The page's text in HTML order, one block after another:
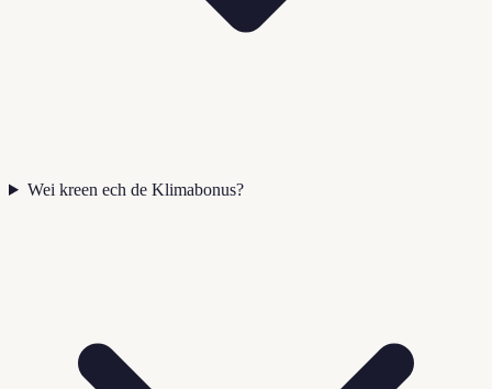
Wei kreen ech de Klimabonus?